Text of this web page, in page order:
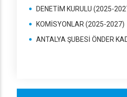
DENETİM KURULU (2025-
KOMİSYONLAR (2025-2027)
ANTALYA ŞUBESİ ÖNDER